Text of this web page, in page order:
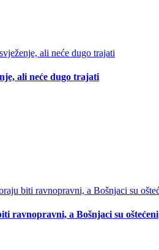
ali neće dugo trajati
ravnopravni, a Bošnjaci su oštećeni